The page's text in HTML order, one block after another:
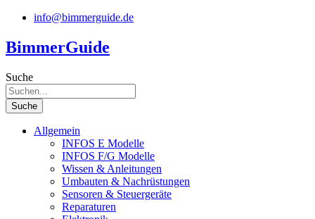
Zum
springen
info@bimmerguide.de
BimmerGuide
Suche
Suche
Allgemein
INFOS E Modelle
INFOS F/G Modelle
Wissen & Anleitungen
Umbauten & Nachrüstungen
Sensoren & Steuergeräte
Reparaturen